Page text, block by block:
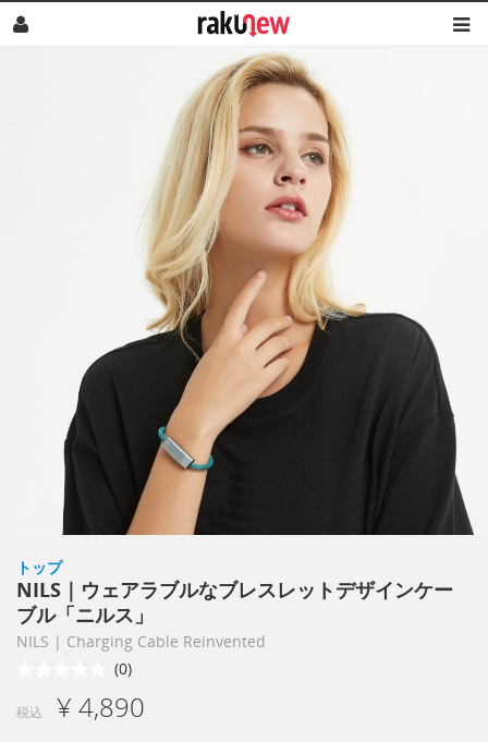
トップ
NILS｜ウェアラブルなブレスレットデザインケー
ブル「ニルス」
NILS | Charging Cable Reinvented
(0)
税込 ¥ 4,890